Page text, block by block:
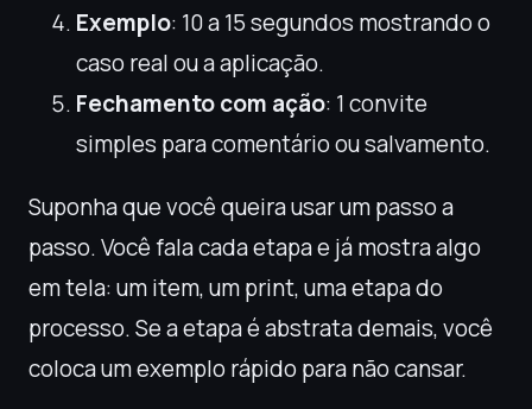
Exemplo: 10 a 15 segundos mostrando o
caso real ou a aplicação.
Fechamento com ação: 1 convite
simples para comentário ou salvamento.
Suponha que você queira usar um passo a
passo. Você fala cada etapa e já mostra algo
em tela: um item, um print, uma etapa do
processo. Se a etapa é abstrata demais, você
coloca um exemplo rápido para não cansar.